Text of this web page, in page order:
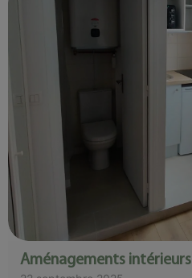
Aménagements intérieurs